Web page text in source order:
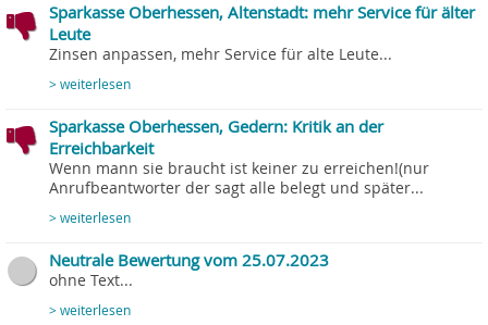
Sparkasse Oberhessen, Altenstadt: mehr Service für älter
Leute
Zinsen anpassen, mehr Service für alte Leute...
> weiterlesen
Sparkasse Oberhessen, Gedern: Kritik an der
Erreichbarkeit
Wenn mann sie braucht ist keiner zu erreichen!(nur
Anrufbeantworter der sagt alle belegt und später...
> weiterlesen
Neutrale Bewertung vom 25.07.2023
ohne Text...
> weiterlesen